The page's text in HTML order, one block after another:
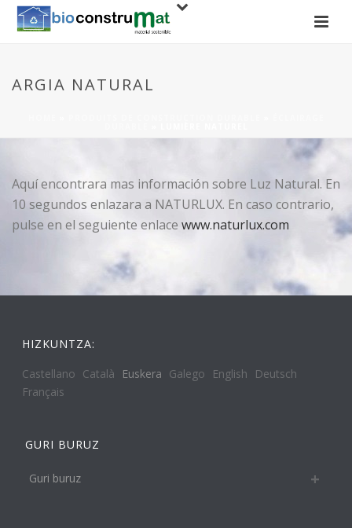
ARGIA NATURAL
Aquí encontrara mas información sobre Luz Natural. En
10 segundos enlazara a NATURLUX. En caso contrario,
pulse en el seguiente enlace www.naturlux.com
HIZKUNTZA:
Castellano Català Euskera Galego English
Deutsch
Français
GURI BURUZ
Guri buruz